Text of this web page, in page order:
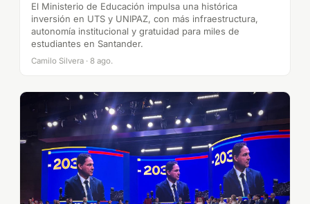
El Ministerio de Educación impulsa una histórica
inversión en UTS y UNIPAZ, con más infraestructura,
autonomía institucional y gratuidad para miles de
estudiantes en Santander.
Camilo Silvera · 8 ago.